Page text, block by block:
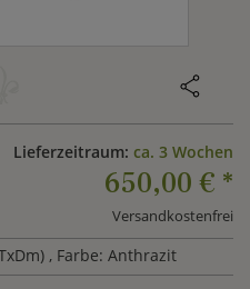
Lieferzeitraum: ca. 3 Wochen
650,00 € *
Versandkostenfrei
, Farbe: Anthrazit